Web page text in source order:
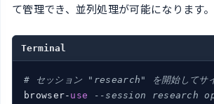
て管理でき、並列処理が可能になります。
Terminal
# セッション "research" を開始してサ
browser- use
--session research